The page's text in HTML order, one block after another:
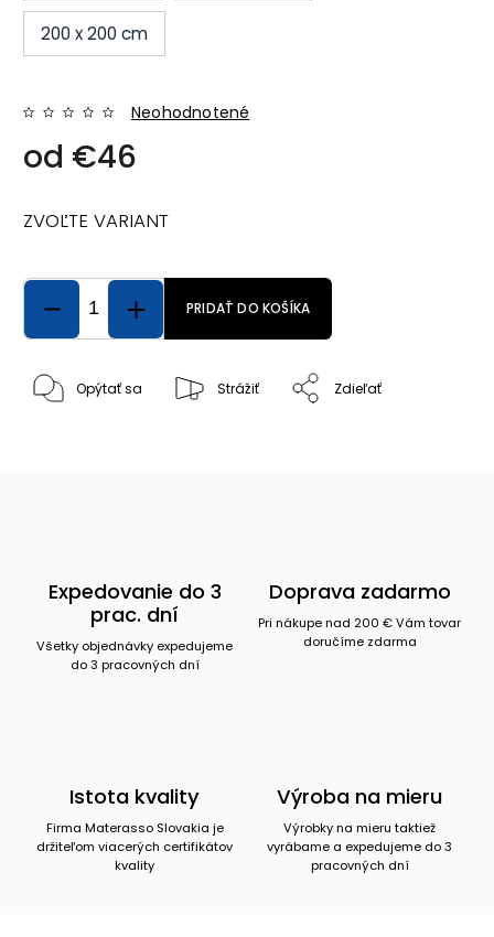
200 x 200 cm
Neohodnotené
od €46
ZVOĽTE VARIANT
PRIDAŤ DO KOŠÍKA
Opýtať sa Strážiť Zdieľať
Expedovanie do 3
prac. dní
Všetky objednávky expedujeme
do 3 pracovných dní
Doprava zadarmo
Pri nákupe nad 200 € Vám tovar
doručíme zdarma
Istota kvality
Firma Materasso Slovakia je
držiteľom viacerých certifikátov
kvality
Výroba na mieru
Výrobky na mieru taktiež
vyrábame a expedujeme do 3
pracovných dní